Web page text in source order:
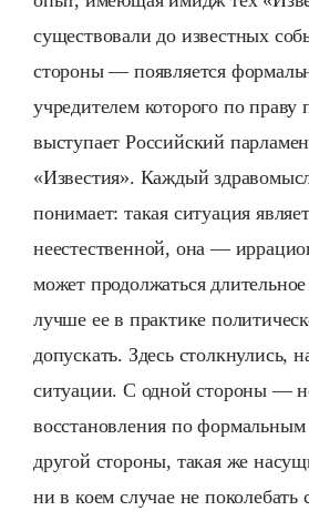
существовали до известных
стороны — появляется
учредителем которого по праву
выступает Российский
«Известия». Каждый
понимает: такая ситуация
неестественной, она —
может продолжаться
лучше ее в практике
допускать. Здесь столкнулись,
ситуации. С одной стороны —
восстановления по
другой стороны, такая же
ни в коем случае не